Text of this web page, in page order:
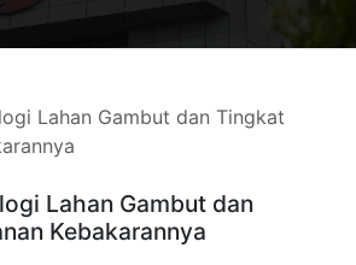
Lahan Gambut dan Tingkat
Lahan Gambut dan
Kebakarannya